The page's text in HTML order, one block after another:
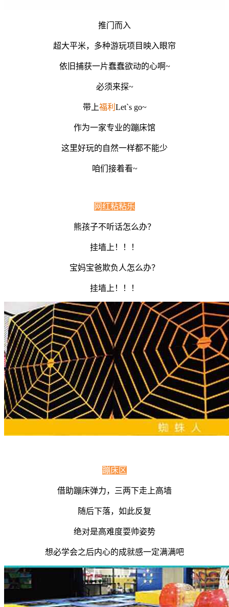
推门而入
超大平米，多种游玩项目映入眼帘
依旧捕获一片蠢蠢欲动的心啊~
必须来探~
带上福利 Let`s go~
作为一家专业的蹦床馆
这里好玩的自然一样都不能少
咱们接着看~
网红粘粘乐
熊孩子不听话怎么办？
挂墙上！！！
宝妈宝爸欺负人怎么办？
挂墙上！！！
蹦床区
借助蹦床弹力，三两下走上高墙
随后下落，如此反复
绝对是高难度耍帅姿势
想必学会之后内心的成就感一定满满吧